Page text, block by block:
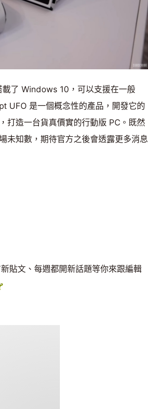
了 Windows 10，可以支援在一般
UFO 是一個概念性的產品，開發它的
打造一台貨真價實的行動版 PC。既然
未知數，期待官方之後會透露更多消息
貼文、每週都開新話題等你來跟編輯